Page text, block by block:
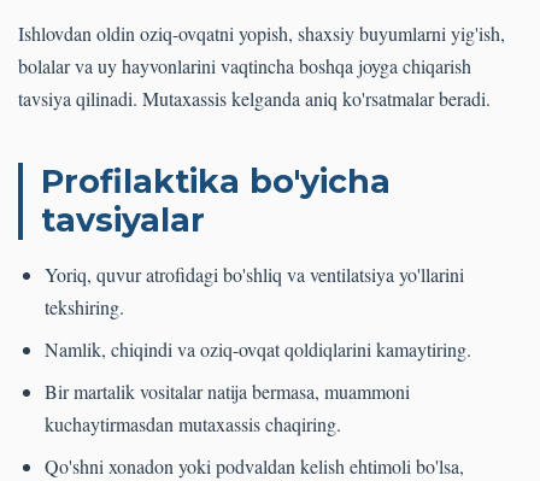
Ishlovdan oldin oziq-ovqatni yopish, shaxsiy buyumlarni yig'ish,
bolalar va uy hayvonlarini vaqtincha boshqa joyga chiqarish
tavsiya qilinadi. Mutaxassis kelganda aniq ko'rsatmalar beradi.
Profilaktika bo'yicha
tavsiyalar
Yoriq, quvur atrofidagi bo'shliq va ventilatsiya yo'llarini
tekshiring.
Namlik, chiqindi va oziq-ovqat qoldiqlarini kamaytiring.
Bir martalik vositalar natija bermasa, muammoni
kuchaytirmasdan mutaxassis chaqiring.
Qo'shni xonadon yoki podvaldan kelish ehtimoli bo'lsa,